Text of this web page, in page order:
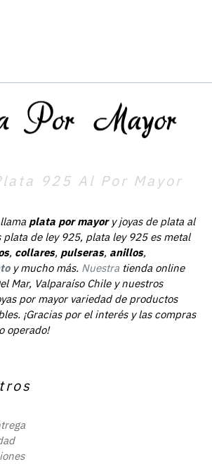
925 Al Por Mayor
plata por mayory joyas de plata al
plata de ley 925, plata ley 925 es metal
, collares, pulseras, anillos,
y mucho más. Nuestra tienda online
Mar, Valparaíso Chile y nuestros
por mayor variedad de productos
¡Gracias por el interés y las compras
operado!